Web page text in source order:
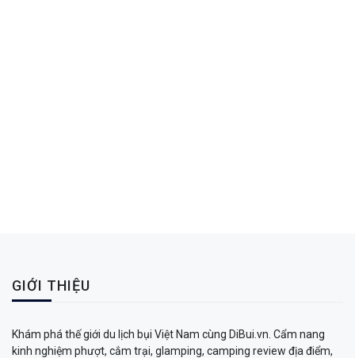
GIỚI THIỆU
Khám phá thế giới du lịch bụi Việt Nam cùng DiBui.vn. Cẩm nang
kinh nghiệm phượt, cắm trại, glamping, camping review địa điểm,